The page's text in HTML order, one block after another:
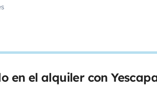
en el alquiler con